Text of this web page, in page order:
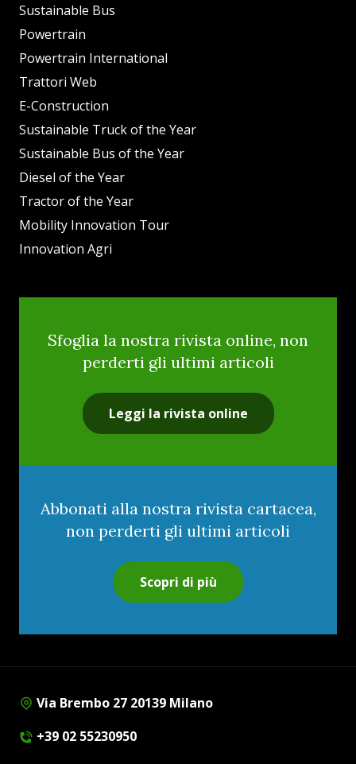
Sustainable Bus
Powertrain
Powertrain International
Trattori Web
E-Construction
Sustainable Truck of the Year
Sustainable Bus of the Year
Diesel of the Year
Tractor of the Year
Mobility Innovation Tour
Innovation Agri
Sfoglia la nostra rivista online, non
perderti gli ultimi articoli
Leggi la rivista online
Abbonati alla nostra rivista cartacea,
non perderti gli ultimi articoli
Scopri di più
Via Brembo 27 20139 Milano
+39 02 55230950